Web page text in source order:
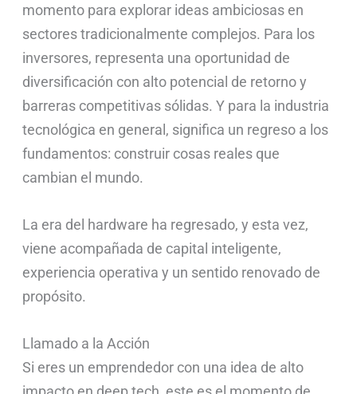
momento para explorar ideas ambiciosas en
sectores tradicionalmente complejos. Para los
inversores, representa una oportunidad de
diversificación con alto potencial de retorno y
barreras competitivas sólidas. Y para la industria
tecnológica en general, significa un regreso a los
fundamentos: construir cosas reales que
cambian el mundo.
La era del hardware ha regresado, y esta vez,
viene acompañada de capital inteligente,
experiencia operativa y un sentido renovado de
propósito.
Llamado a la Acción
Si eres un emprendedor con una idea de alto